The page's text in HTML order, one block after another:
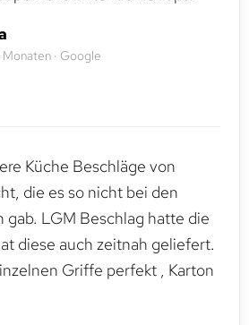
· Google
Küche Beschläge von
die es so nicht bei den
gab. LGM Beschlag hatte die
diese auch zeitnah geliefert.
Griffe perfekt , Karton